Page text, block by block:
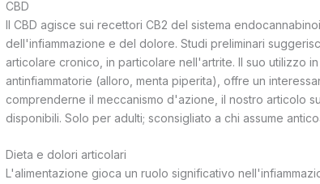
CBD
Il CBD agisce sui recettori CB2 del sistema
dell'infiammazione e del dolore. Studi preliminari
articolare cronico, in particolare nell'artrite. Il suo utilizzo
antinfiammatorie (alloro, menta piperita), offre un
comprenderne il meccanismo d'azione, il nostro articolo
disponibili. Solo per adulti; sconsigliato a chi assume
Dieta e dolori articolari
L'alimentazione gioca un ruolo significativo